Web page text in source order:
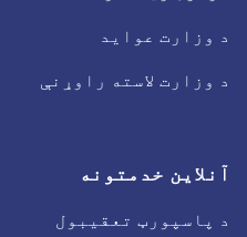
د وزارت عواید
د وزارت لاسته راوړنې
آنلاین خدمتونه
د پاسپورټ تعقیبول